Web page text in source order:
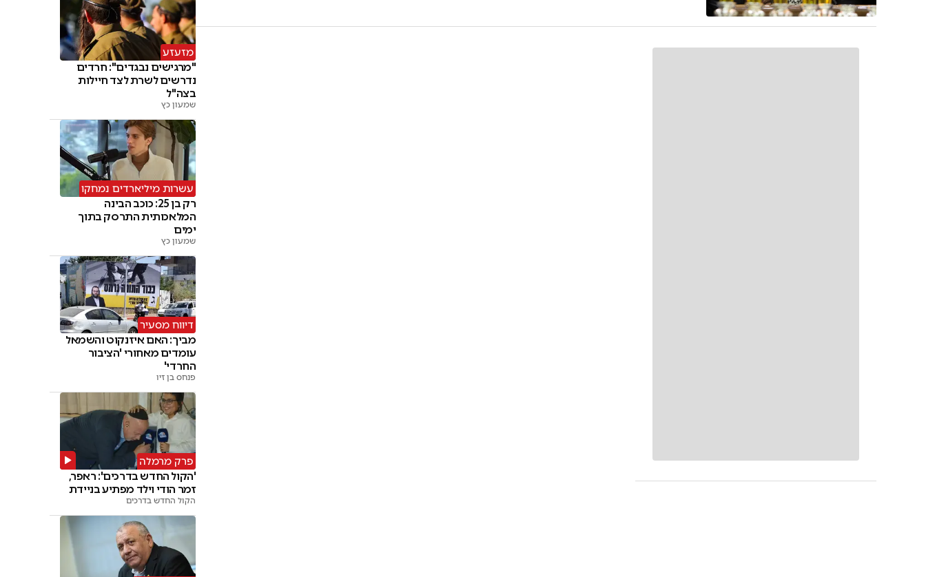
מזעזע
"מרגישים נבגדים": חרדים
נדרשים לשרת לצד חיילות
בצה"ל
שמעון כץ
עשרות מיליארדים נמחקו
רק בן 25: כוכב הבינה
המלאכותית התרסק בתוך
ימים
שמעון כץ
דיווח מסעיר
מביך: האם איזנקוט והשמאל
עומדים מאחורי 'הציבור
החרדי'
פנחס בן זיו
פרק מרמלה
'הקול החדש בדרכים': ראפר,
זמר הודי וילד מפתיע בניידת
הקול החדש בדרכים